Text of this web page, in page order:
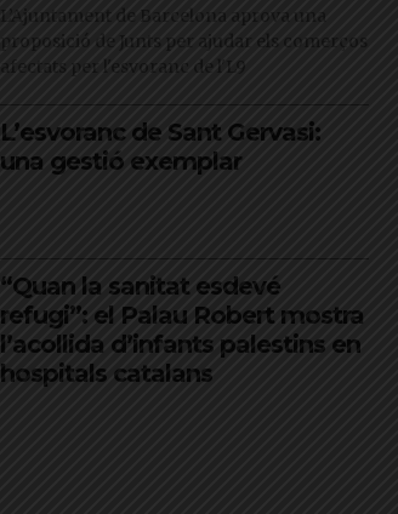
L’Ajuntament de Barcelona aprova una
proposició de Junts per ajudar els comerços
afectats per l'esvoranc de l'L9
L’esvoranc de Sant Gervasi:
una gestió exemplar
“Quan la sanitat esdevé
refugi”: el Palau Robert mostra
l’acollida d’infants palestins en
hospitals catalans